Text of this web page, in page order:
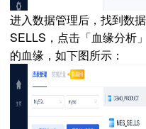
进入数据管理后，找到数
SELLS，点击「血缘分析
的血缘，如下图所示：